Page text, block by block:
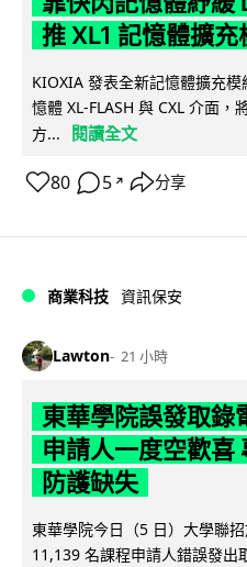
推 XL1 記憶體擴充
KIOXIA 發表全新記憶體擴充
憶體 XL-FLASH 與 CXL 介面
方...
閱讀全文
80 5 ↗ 分享
商業科技 資訊保安
Lawton 21 小時
東華學院誤發取錄
申請人一度空歡喜
防護缺失
東華學院今日（5 日）大學聯
11,139 名課程申請人錯誤發出